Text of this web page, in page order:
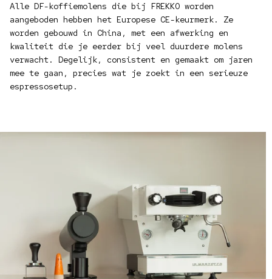
Alle DF-koffiemolens die bij FREKKO worden
aangeboden hebben het Europese CE-keurmerk. Ze
worden gebouwd in China, met een afwerking en
kwaliteit die je eerder bij veel duurdere molens
verwacht. Degelijk, consistent en gemaakt om jaren
mee te gaan, precies wat je zoekt in een serieuze
espressosetup.